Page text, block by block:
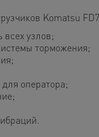
Komatsu
узлов;
торможения;
оператора;